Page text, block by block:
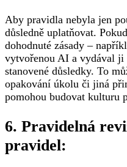
Aby pravidla nebyla jen
důsledně uplatňovat.
dohodnuté zásady –
vytvořenou AI a vydával ji
stanovené důsledky. To
opakování úkolu či jiná
pomohou budovat kulturu
6. Pravidelná
pravidel: